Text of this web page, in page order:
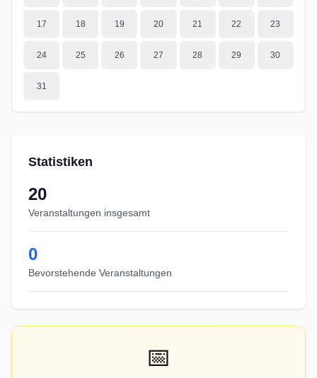
17 18 19 20 21 22 23
24 25 26 27 28 29 30
31
Statistiken
20
Veranstaltungen insgesamt
0
Bevorstehende Veranstaltungen
📅